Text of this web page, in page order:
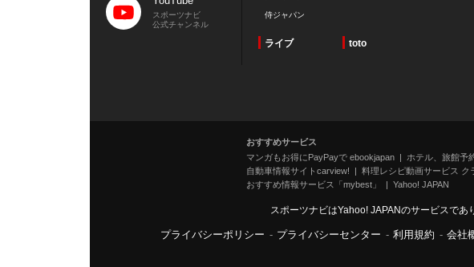
スポーツナビ
公式チャンネル
侍ジャパン
ライブ toto
おすすめサービス
マンガもお得にPayPayで ebookjapan
ホテル、旅館
自動車情報サイトcarview!
料理レシピ動画サービス ク
おすすめ情報サービス「mybest」
Yahoo! JAPAN
スポーツナビはYahoo! JAPANのサービスであ
プライバシーポリシー - プライバシーセンター - 利用規約 - 会社